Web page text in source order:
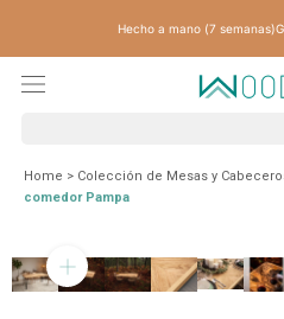
Hecho a mano (7 semanas)
Home > Colección de Mesas y
comedor Pampa